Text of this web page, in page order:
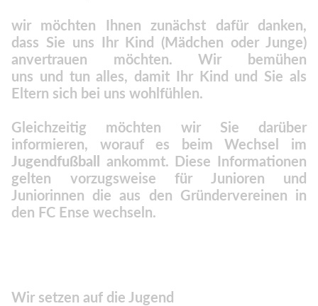
wir möchten Ihnen zunächst dafür danken,
dass Sie uns Ihr Kind (Mädchen oder Junge)
anvertrauen möchten. Wir bemühen
uns und tun alles, damit Ihr Kind und Sie als
Eltern sich bei uns wohlfühlen.
Gleichzeitig möchten wir Sie darüber
informieren, worauf es beim Wechsel im
Jugendfußball ankommt. Diese Informationen
gelten vorzugsweise für Junioren und
Juniorinnen die aus den Gründervereinen in
den FC Ense wechseln.
Wir setzen auf die Jugend